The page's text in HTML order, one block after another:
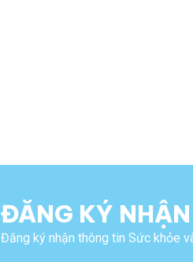
ĐĂNG KÝ
Đăng ký nhận thông tin Sức khỏe